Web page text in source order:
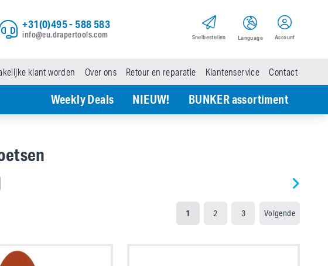
Snel­bestellen Language Account
+31(0)495 - 588 583
info@eu.drapertools.com
klant worden Over ons Retour en reparatie Klantenservice Contact
Weekly Deals NIEUW! BUNKER assortiment
1 2 3 Volgende